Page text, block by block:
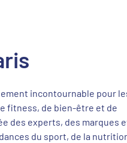
incontournable pour
fitness, de bien-être et de
des experts, des marques
du sport, de la